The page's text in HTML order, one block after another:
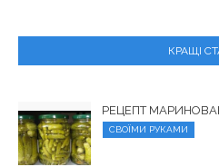
КРАЩІ
РЕЦЕПТ
СВОЇМИ РУКАМИ